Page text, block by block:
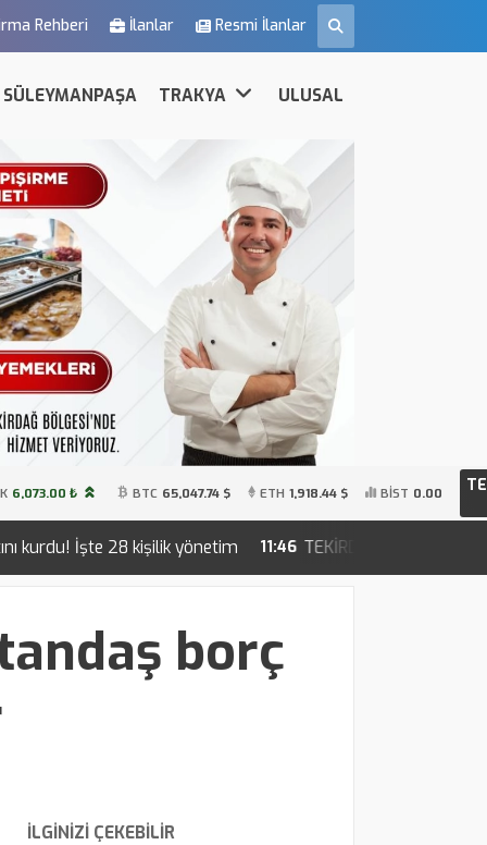
Rehberi İlanlar Resmi İlanlar
SÜLEYMANPAŞA TRAKYA ULUSAL
6,073.00 ₺ BTC 65,047.74 $ ETH 1,918.44 $ BİST 0.00
yönetim 11:46 TEKİRDAĞ SAHİLLERİNDE YENİ NESİL
borç
İLGİNİZİ ÇEKEBİLİR